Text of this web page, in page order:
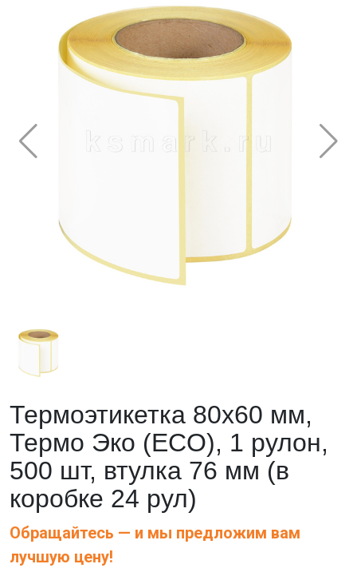
Термоэтикетка 80х60 мм,
Термо Эко (ECO), 1 рулон,
500 шт, втулка 76 мм (в
коробке 24 рул)
Обращайтесь — и мы предложим вам
лучшую цену!